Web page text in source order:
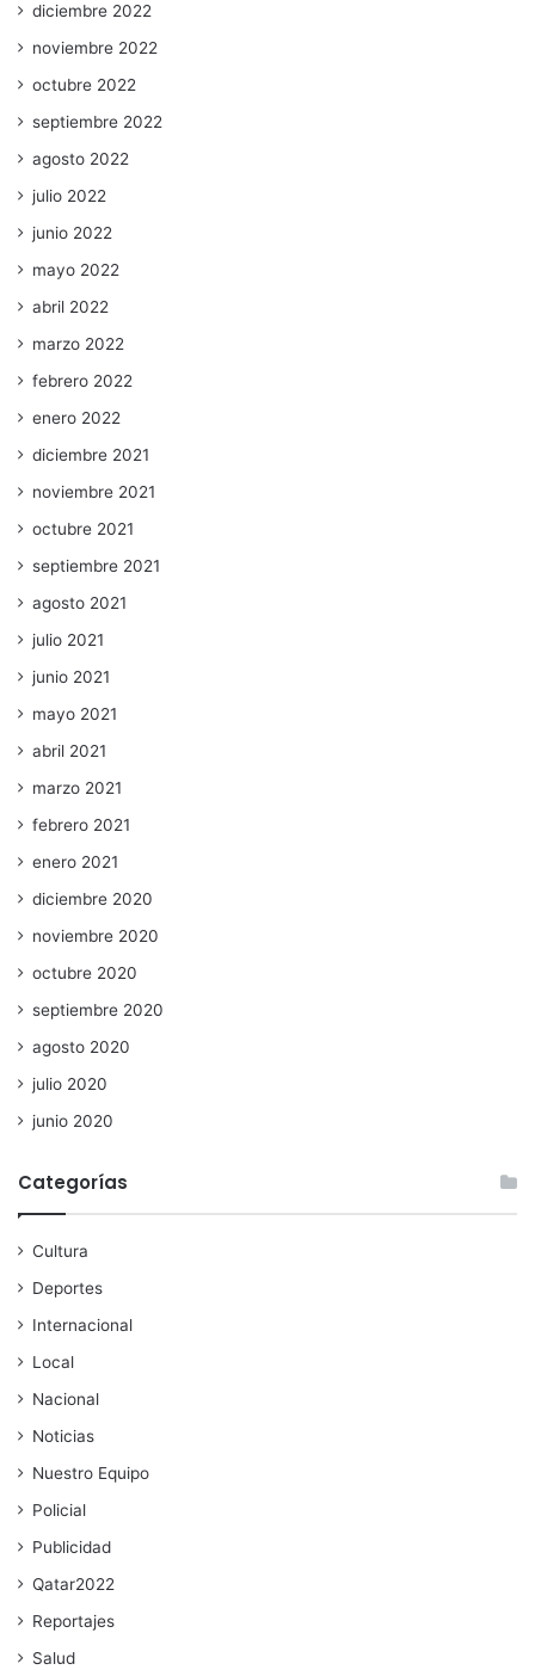
diciembre 2022
noviembre 2022
octubre 2022
septiembre 2022
agosto 2022
julio 2022
junio 2022
mayo 2022
abril 2022
marzo 2022
febrero 2022
enero 2022
diciembre 2021
noviembre 2021
octubre 2021
septiembre 2021
agosto 2021
julio 2021
junio 2021
mayo 2021
abril 2021
marzo 2021
febrero 2021
enero 2021
diciembre 2020
noviembre 2020
octubre 2020
septiembre 2020
agosto 2020
julio 2020
junio 2020
Categorías
Cultura
Deportes
Internacional
Local
Nacional
Noticias
Nuestro Equipo
Policial
Publicidad
Qatar2022
Reportajes
Salud